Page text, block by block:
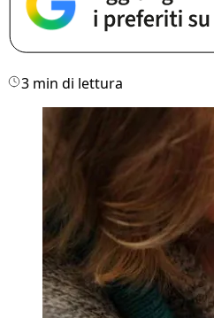
3 min di lettura